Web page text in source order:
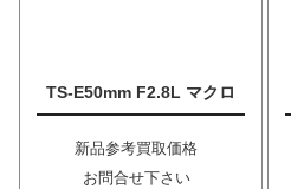
TS-E50mm F2.8L マクロ
新品参考買取価格
お問合せ下さい